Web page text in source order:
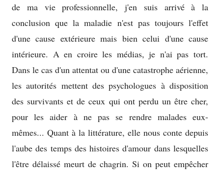
de ma vie professionnelle, j'en suis arrivé à la
conclusion que la maladie n'est pas toujours l'effet
d'une cause extérieure mais bien celui d'une cause
intérieure. A en croire les médias, je n'ai pas tort.
Dans le cas d'un attentat ou d'une catastrophe aérienne,
les autorités mettent des psychologues à disposition
des survivants et de ceux qui ont perdu un être cher,
pour les aider à ne pas se rendre malades eux-
mêmes... Quant à la littérature, elle nous conte depuis
l'aube des temps des histoires d'amour dans lesquelles
l'être délaissé meurt de chagrin. Si on peut empêcher